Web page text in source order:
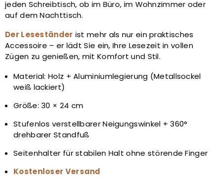
jeden Schreibtisch, ob im Büro, im Wohnzimmer oder
auf dem Nachttisch.
Der Leseständer ist mehr als nur ein praktisches
Accessoire – er lädt Sie ein, Ihre Lesezeit in vollen
Zügen zu genießen, mit Komfort und Stil.
Material: Holz + Aluminiumlegierung (Metallsockel
weiß lackiert)
Größe: 30 × 24 cm
Stufenlos verstellbarer Neigungswinkel + 360°
drehbarer Standfuß
Seitenhalter für stabilen Halt ohne störende Finger
Kostenloser Versand